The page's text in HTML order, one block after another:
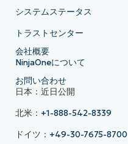
システムステータス
トラストセンター
会社概要
NinjaOneについて
お問い合わせ
日本：近日公開
北米： +1-888-542-8339
ドイツ： +49-30-7675-8700